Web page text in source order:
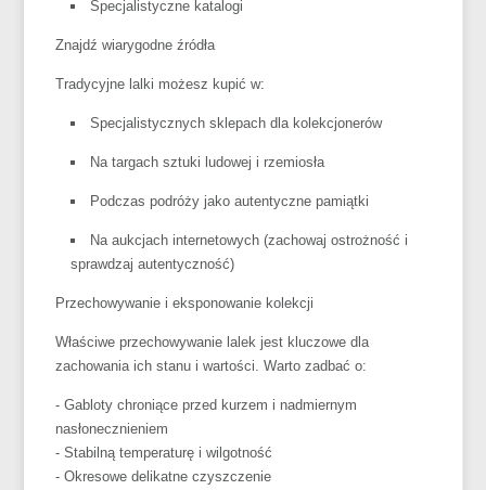
Specjalistyczne katalogi
Znajdź wiarygodne źródła
Tradycyjne lalki możesz kupić w:
Specjalistycznych sklepach dla kolekcjonerów
Na targach sztuki ludowej i rzemiosła
Podczas podróży jako autentyczne pamiątki
Na aukcjach internetowych (zachowaj ostrożność i
sprawdzaj autentyczność)
Przechowywanie i eksponowanie kolekcji
Właściwe przechowywanie lalek jest kluczowe dla
zachowania ich stanu i wartości. Warto zadbać o:
- Gabloty chroniące przed kurzem i nadmiernym
nasłonecznieniem
- Stabilną temperaturę i wilgotność
- Okresowe delikatne czyszczenie